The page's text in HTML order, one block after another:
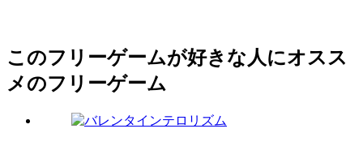
このフリーゲームが好きな人にオスス
メのフリーゲーム